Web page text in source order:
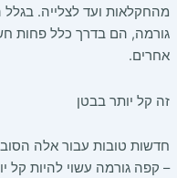
מהחקלאות ועד לצלייה.
גורמה, הם בדרך כלל פחות
אחרים.
זה קל יותר בבטן
חדשות טובות עבור אלה
– קפה גורמה עשוי להיות קל